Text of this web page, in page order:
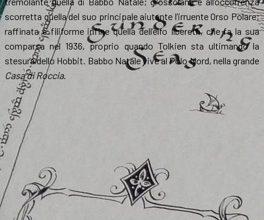
scorretta quella del suo principale aiutante l’irruente Orso Polare;
raffinata e filiforme infine quella dell’elfo Ilbereth, che fa la sua
comparsa nel 1936, proprio quando Tolkien sta ultimando la
stesura dello Hobbit. Babbo Natale vive al Polo Nord, nella grande
Casa di Roccia.